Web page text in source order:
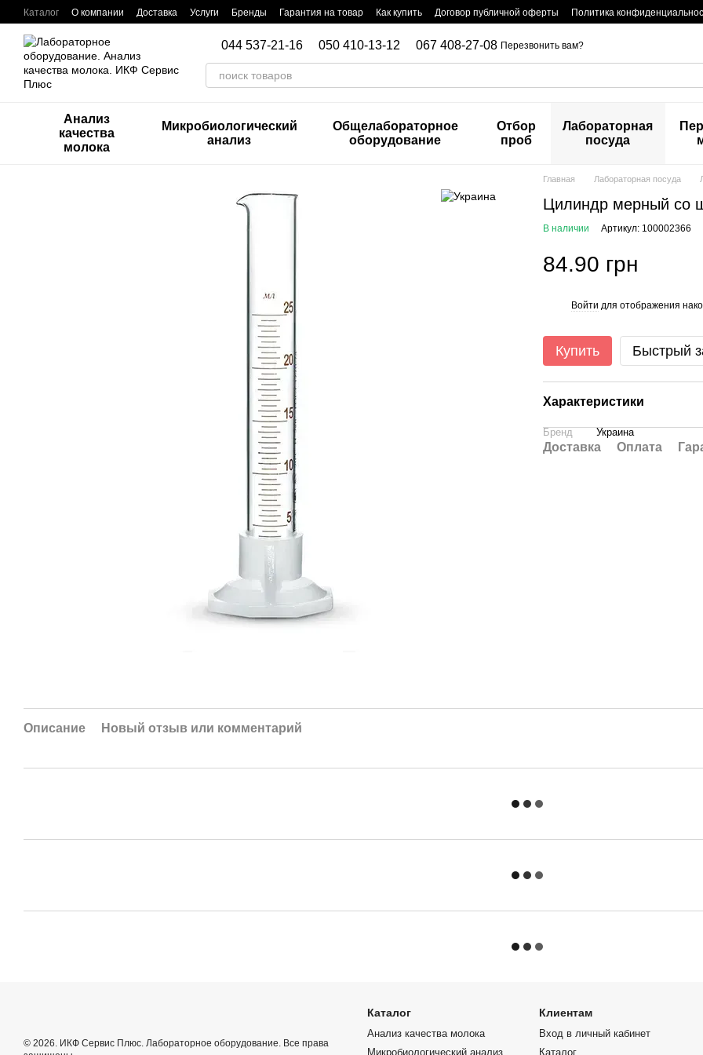
Перейти к основному контенту
Каталог О компании Доставка Услуги Бренды Гарантия на товар Как купить Договор публичной оферты
Политика
044 537-21-16 050 410-13-12 067 408-27-08 Перезвонить вам?
Анализ
качества
молока
Микробиологический
анализ
Общелабораторное
оборудование
Отбор
проб
Лабораторная
посуда
Главная Лабораторная посуда
Цилиндр мерный со
В наличии Артикул: 100002366
84.90 грн
Войти для отображения
Купить Быстрый
Характеристики
Бренд Украина
Доставка Оплата
Описание Новый отзыв или комментарий
© 2026. ИКФ Сервис Плюс. Лабораторное оборудование. Все права
Каталог
Анализ качества молока
Микробиологический анализ
Клиентам
Вход в личный кабинет
Каталог